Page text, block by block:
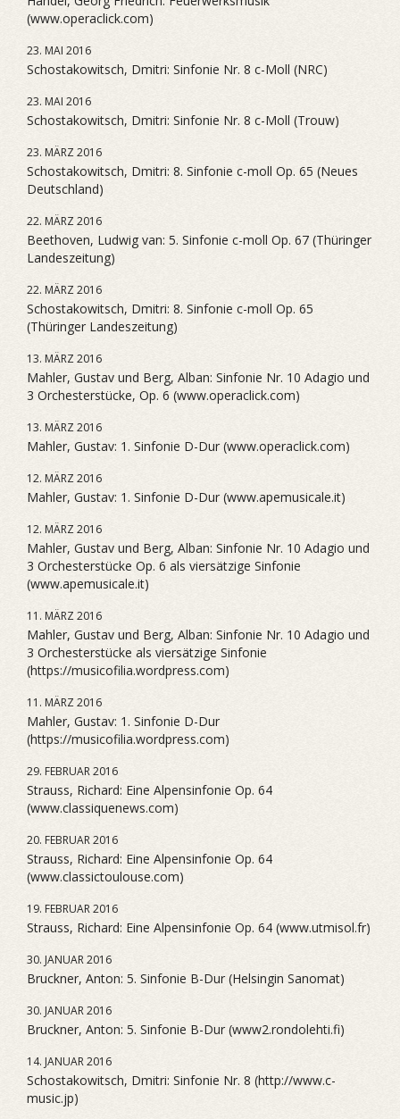
(www.operaclick.com)
23. MAI 2016
Schostakowitsch, Dmitri: Sinfonie Nr. 8 c-Moll (NRC)
23. MAI 2016
Schostakowitsch, Dmitri: Sinfonie Nr. 8 c-Moll (Trouw)
23. MÄRZ 2016
Schostakowitsch, Dmitri: 8. Sinfonie c-moll Op. 65 (Neues
Deutschland)
22. MÄRZ 2016
Beethoven, Ludwig van: 5. Sinfonie c-moll Op. 67 (Thüringer
Landeszeitung)
22. MÄRZ 2016
Schostakowitsch, Dmitri: 8. Sinfonie c-moll Op. 65
(Thüringer Landeszeitung)
13. MÄRZ 2016
Mahler, Gustav und Berg, Alban: Sinfonie Nr. 10 Adagio und
3 Orchesterstücke, Op. 6 (www.operaclick.com)
13. MÄRZ 2016
Mahler, Gustav: 1. Sinfonie D-Dur (www.operaclick.com)
12. MÄRZ 2016
Mahler, Gustav: 1. Sinfonie D-Dur (www.apemusicale.it)
12. MÄRZ 2016
Mahler, Gustav und Berg, Alban: Sinfonie Nr. 10 Adagio und
3 Orchesterstücke Op. 6 als viersätzige Sinfonie
(www.apemusicale.it)
11. MÄRZ 2016
Mahler, Gustav und Berg, Alban: Sinfonie Nr. 10 Adagio und
3 Orchesterstücke als viersätzige Sinfonie
(https://musicofilia.wordpress.com)
11. MÄRZ 2016
Mahler, Gustav: 1. Sinfonie D-Dur
(https://musicofilia.wordpress.com)
29. FEBRUAR 2016
Strauss, Richard: Eine Alpensinfonie Op. 64
(www.classiquenews.com)
20. FEBRUAR 2016
Strauss, Richard: Eine Alpensinfonie Op. 64
(www.classictoulouse.com)
19. FEBRUAR 2016
Strauss, Richard: Eine Alpensinfonie Op. 64 (www.utmisol.fr)
30. JANUAR 2016
Bruckner, Anton: 5. Sinfonie B-Dur (Helsingin Sanomat)
30. JANUAR 2016
Bruckner, Anton: 5. Sinfonie B-Dur (www2.rondolehti.fi)
14. JANUAR 2016
Schostakowitsch, Dmitri: Sinfonie Nr. 8 (http://www.c-
music.jp)